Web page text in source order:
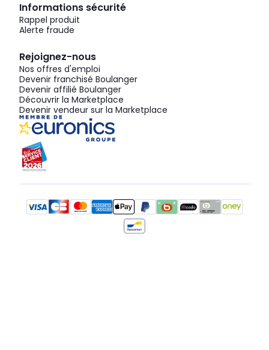
Informations sécurité
Rappel produit
Alerte fraude
Rejoignez-nous
Nos offres d'emploi
Devenir franchisé Boulanger
Devenir affilié Boulanger
Découvrir la Marketplace
Devenir vendeur sur la Marketplace